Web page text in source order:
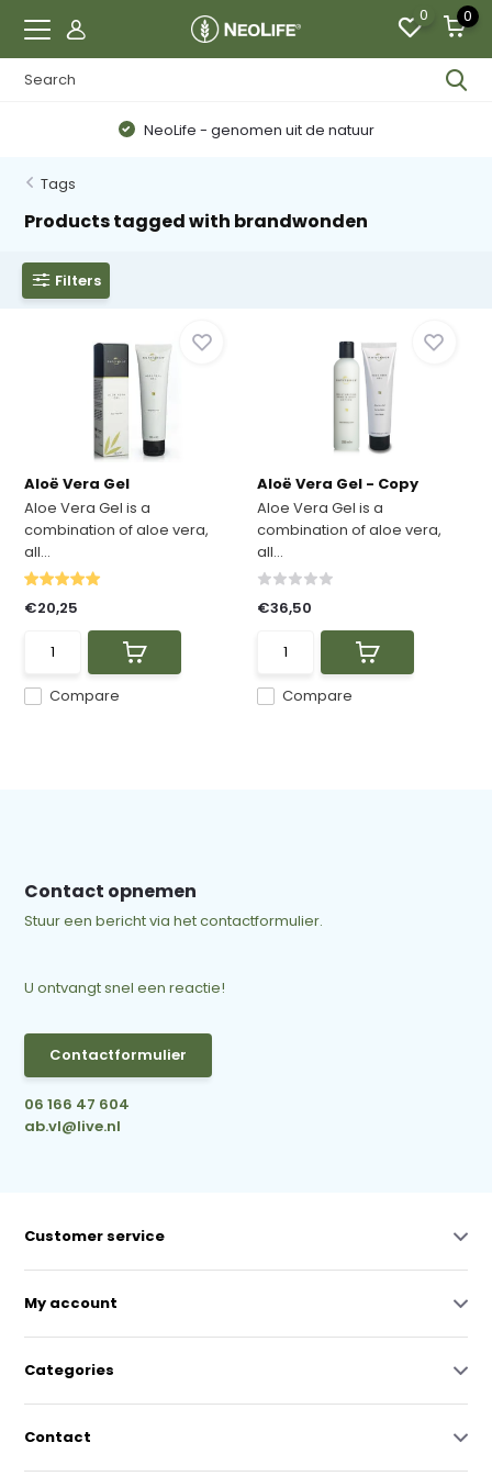
0 0
NeoLife - genomen uit de natuur
Tags
Products tagged with brandwonden
Filters
Aloë Vera Gel
Aloe Vera Gel is a
combination of aloe vera,
all...
Compare
€20,25
Aloë Vera Gel - Copy
Aloe Vera Gel is a
combination of aloe vera,
all...
Compare
€36,50
Contact opnemen
Stuur een bericht via het contactformulier.
U ontvangt snel een reactie!
Contactformulier
06 166 47 604
ab.vl@live.nl
Customer service
My account
Categories
Contact